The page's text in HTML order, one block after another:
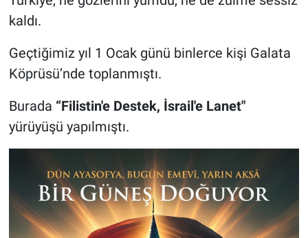
kaldı.
Geçtiğimiz yıl 1 Ocak günü binlerce kişi Galata
Köprüsü’nde toplanmıştı.
Burada “Filistin'e Destek, İsrail'e Lanet"
yürüyüşü yapılmıştı.